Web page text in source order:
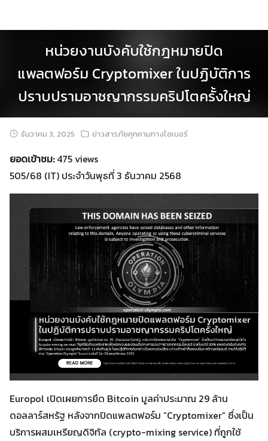
หน่วยงานบังคับใช้กฎหมายปิด
แพลตฟอร์ม Cryptomixer ในปฏิบัติการ
ปราบปรามอาชญากรรมคริปโตครั้งใหญ่
ธันวาคม 3, 2025 ข่าวสารภัยคุกคามทางไซเบอร์
ยอดเข้าชม:475 views
505/68 (IT) ประจำวันพุธที่ 3 ธันวาคม 2568
Europol เปิดเผยการยึด Bitcoin มูลค่าประมาณ 29 ล้าน
ดอลลาร์สหรัฐ หลังจากปิดแพลตฟอร์ม “Cryptomixer” ซึ่งเป็น
บริการผสมเหรียญดิจิทัล (crypto-mixing service) ที่ถูกใช้